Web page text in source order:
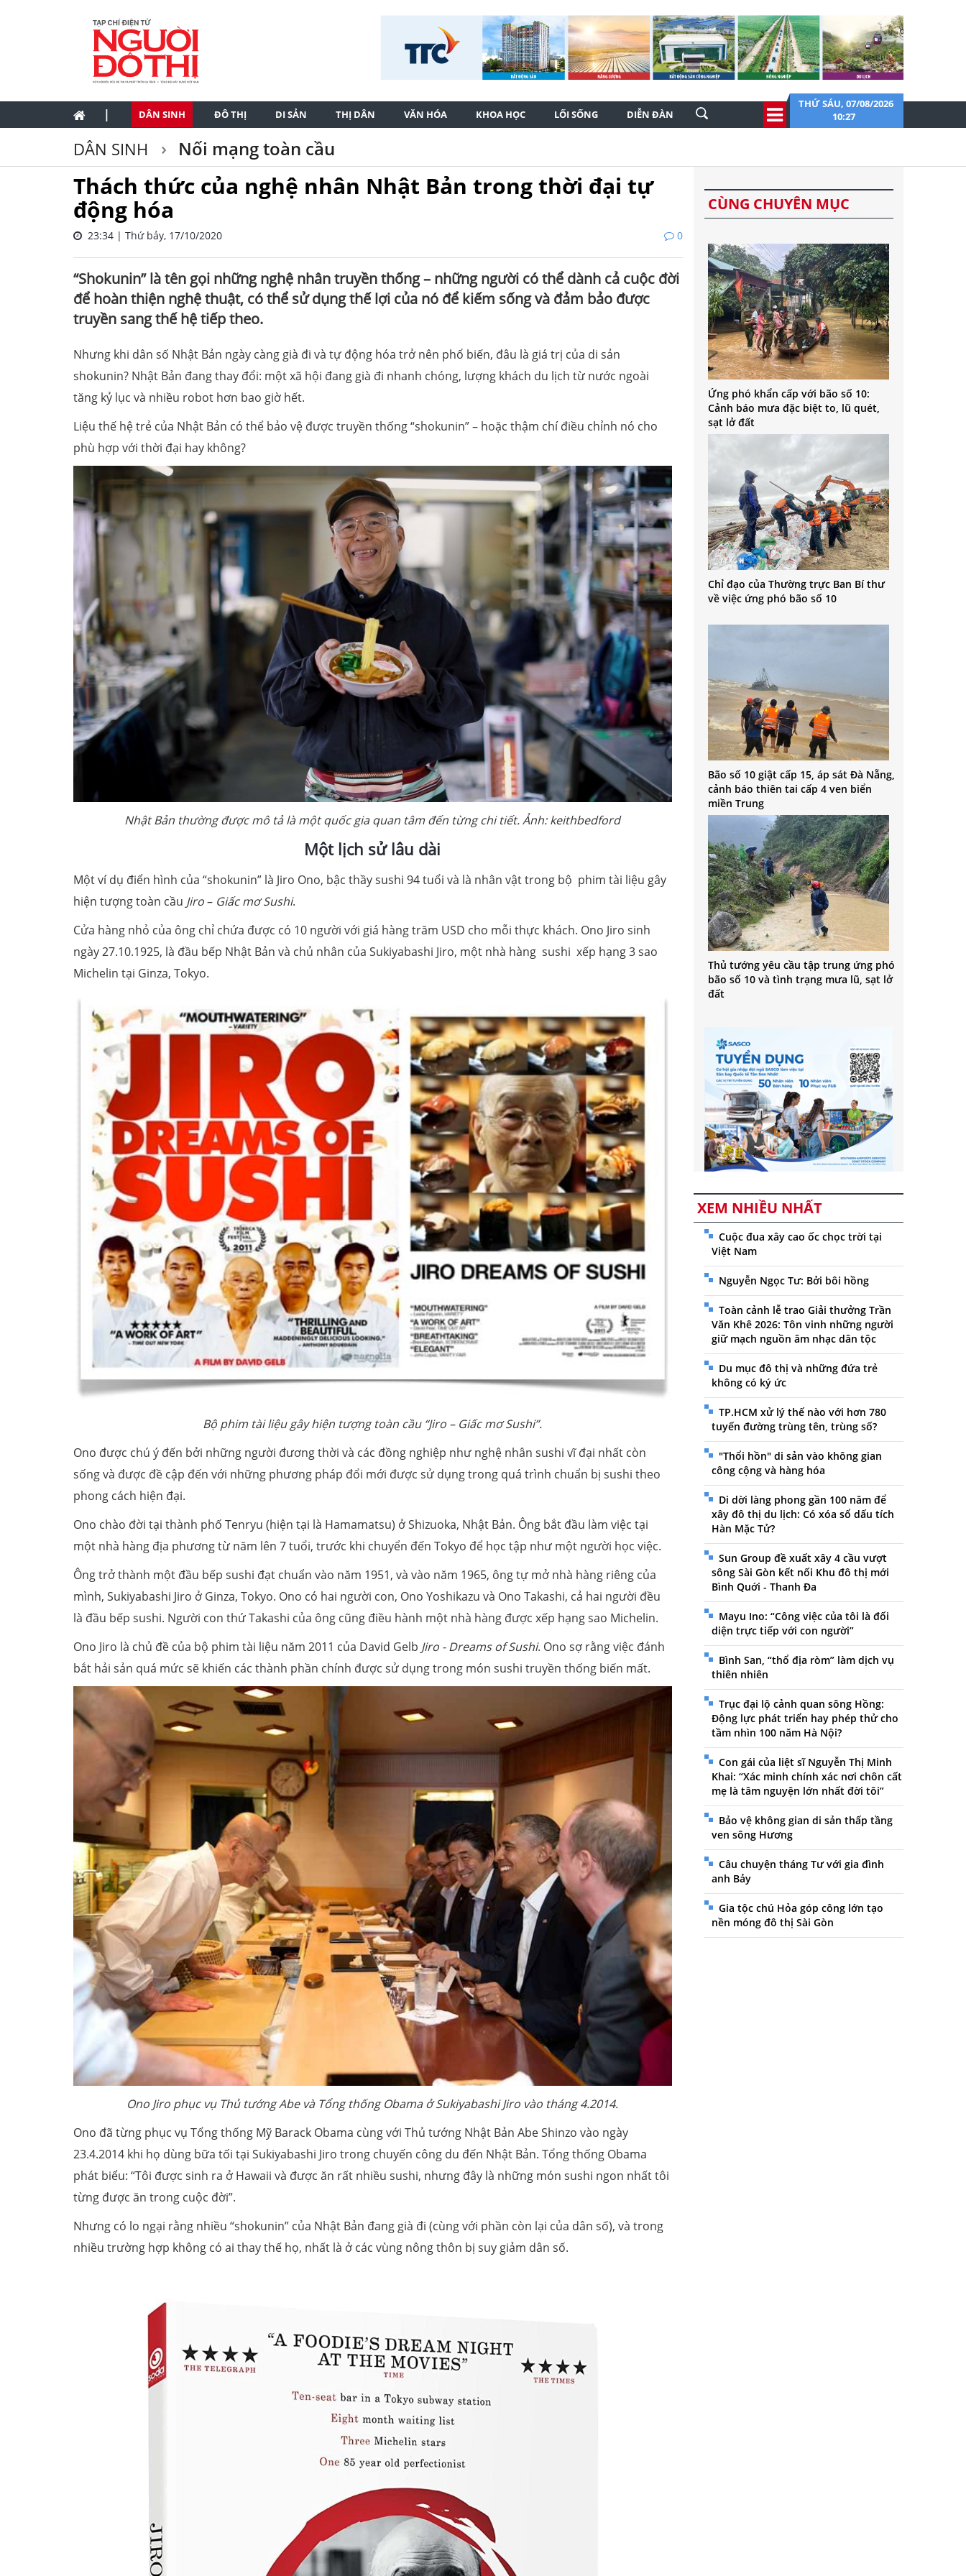
| DÂN SINH ĐÔ THỊ DI SẢN THỊ DÂN VĂN HÓA KHOA HỌC LỐI SỐNG DIỄN ĐÀN
THỨ SÁU, 07/08/2026
10:27
DÂN SINH Nối mạng toàn cầu
Thách thức của nghệ nhân Nhật Bản trong thời đại tự
động hóa
23:34 | Thứ bảy, 17/10/2020 0
“Shokunin” là tên gọi những nghệ nhân truyền thống – những người có thể dành cả cuộc đời
để hoàn thiện nghệ thuật, có thể sử dụng thế lợi của nó để kiếm sống và đảm bảo được
truyền sang thế hệ tiếp theo.
Nhưng khi dân số Nhật Bản ngày càng già đi và tự động hóa trở nên phổ biến, đâu là giá trị của di sản
shokunin? Nhật Bản đang thay đổi: một xã hội đang già đi nhanh chóng, lượng khách du lịch từ nước ngoài
tăng kỷ lục và nhiều robot hơn bao giờ hết.
Liệu thế hệ trẻ của Nhật Bản có thể bảo vệ được truyền thống “shokunin” – hoặc thậm chí điều chỉnh nó cho
phù hợp với thời đại hay không?
Nhật Bản thường được mô tả là một quốc gia quan tâm đến từng chi tiết. Ảnh: keithbedford
Một lịch sử lâu dài
Một ví dụ điển hình của “shokunin” là Jiro Ono, bậc thầy sushi 94 tuổi và là nhân vật trong bộ phim tài liệu gây
hiện tượng toàn cầu Jiro– Giấc mơ Sushi.
Cửa hàng nhỏ của ông chỉ chứa được có 10 người với giá hàng trăm USD cho mỗi thực khách. Ono Jiro sinh
ngày 27.10.1925, là đầu bếp Nhật Bản và chủ nhân của Sukiyabashi Jiro, một nhà hàng sushi xếp hạng 3 sao
Michelin tại Ginza, Tokyo.
Bộ phim tài liệu gây hiện tượng toàn cầu “Jiro – Giấc mơ Sushi”.
Ono được chú ý đến bởi những người đương thời và các đồng nghiệp như nghệ nhân sushi vĩ đại nhất còn
sống và được đề cập đến với những phương pháp đổi mới được sử dụng trong quá trình chuẩn bị sushi theo
phong cách hiện đại.
Ono chào đời tại thành phố Tenryu (hiện tại là Hamamatsu) ở Shizuoka, Nhật Bản. Ông bắt đầu làm việc tại
một nhà hàng địa phương từ năm lên 7 tuổi, trước khi chuyển đến Tokyo để học tập như một người học việc.
Ông trở thành một đầu bếp sushi đạt chuẩn vào năm 1951, và vào năm 1965, ông tự mở nhà hàng riêng của
mình, Sukiyabashi Jiro ở Ginza, Tokyo. Ono có hai người con, Ono Yoshikazu và Ono Takashi, cả hai người đều
là đầu bếp sushi. Người con thứ Takashi của ông cũng điều hành một nhà hàng được xếp hạng sao Michelin.
Ono Jiro là chủ đề của bộ phim tài liệu năm 2011 của David Gelb Jiro - Dreams of Sushi. Ono sợ rằng việc đánh
bắt hải sản quá mức sẽ khiến các thành phần chính được sử dụng trong món sushi truyền thống biến mất.
Ono Jiro phục vụ Thủ tướng Abe và Tổng thống Obama ở Sukiyabashi Jiro vào tháng 4.2014.
Ono đã từng phục vụ Tổng thống Mỹ Barack Obama cùng với Thủ tướng Nhật Bản Abe Shinzo vào ngày
23.4.2014 khi họ dùng bữa tối tại Sukiyabashi Jiro trong chuyến công du đến Nhật Bản. Tổng thống Obama
phát biểu: “Tôi được sinh ra ở Hawaii và được ăn rất nhiều sushi, nhưng đây là những món sushi ngon nhất tôi
từng được ăn trong cuộc đời”.
Nhưng có lo ngại rằng nhiều “shokunin” của Nhật Bản đang già đi (cùng với phần còn lại của dân số), và trong
nhiều trường hợp không có ai thay thế họ, nhất là ở các vùng nông thôn bị suy giảm dân số.
CÙNG CHUYÊN MỤC
Ứng phó khẩn cấp với bão số 10:
Cảnh báo mưa đặc biệt to, lũ quét,
sạt lở đất
Chỉ đạo của Thường trực Ban Bí thư
về việc ứng phó bão số 10
Bão số 10 giật cấp 15, áp sát Đà Nẵng,
cảnh báo thiên tai cấp 4 ven biển
miền Trung
Thủ tướng yêu cầu tập trung ứng phó
bão số 10 và tình trạng mưa lũ, sạt lở
đất
XEM NHIỀU NHẤT
Cuộc đua xây cao ốc chọc trời tại
Việt Nam
Nguyễn Ngọc Tư: Bởi bôi hồng
Toàn cảnh lễ trao Giải thưởng Trần
Văn Khê 2026: Tôn vinh những người
giữ mạch nguồn âm nhạc dân tộc
Du mục đô thị và những đứa trẻ
không có ký ức
TP.HCM xử lý thế nào với hơn 780
tuyến đường trùng tên, trùng số?
"Thổi hồn" di sản vào không gian
công cộng và hàng hóa
Di dời làng phong gần 100 năm để
xây đô thị du lịch: Có xóa sổ dấu tích
Hàn Mặc Tử?
Sun Group đề xuất xây 4 cầu vượt
sông Sài Gòn kết nối Khu đô thị mới
Bình Quới - Thanh Đa
Mayu Ino: “Công việc của tôi là đối
diện trực tiếp với con người”
Bình San, “thổ địa ròm” làm dịch vụ
thiên nhiên
Trục đại lộ cảnh quan sông Hồng:
Động lực phát triển hay phép thử cho
tầm nhìn 100 năm Hà Nội?
Con gái của liệt sĩ Nguyễn Thị Minh
Khai: “Xác minh chính xác nơi chôn cất
mẹ là tâm nguyện lớn nhất đời tôi”
Bảo vệ không gian di sản thấp tầng
ven sông Hương
Câu chuyện tháng Tư với gia đình
anh Bảy
Gia tộc chú Hỏa góp công lớn tạo
nền móng đô thị Sài Gòn